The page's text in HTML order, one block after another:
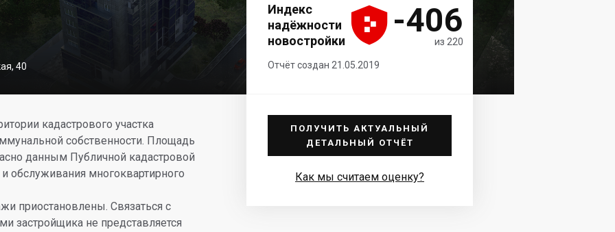
40
кадастрового участка
собственности. Площадь
данным Публичной кадастровой
обслуживания многоквартирного
приостановлены. Связаться с
застройщика не представляется
Индекс
надёжности
новостройки 



-406
из 220
Отчёт создан 21.05.2019
ПОЛУЧИТЬ АКТУАЛЬНЫЙ
ДЕТАЛЬНЫЙ ОТЧЁТ
Как мы считаем оценку?